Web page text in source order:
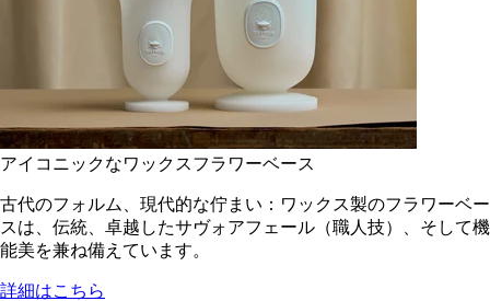
アイコニックなワックスフラワーベース
古代のフォルム、現代的な佇まい：ワックス製のフラワーベー
スは、伝統、卓越したサヴォアフェール（職人技）、そして機
能美を兼ね備えています。
詳細はこちら